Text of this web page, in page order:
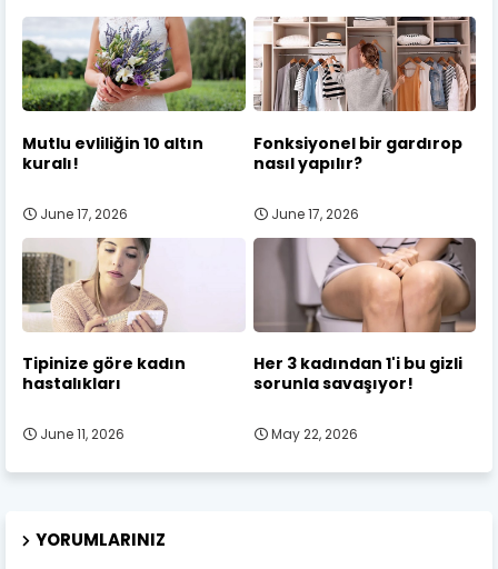
Mutlu evliliğin 10 altın
kuralı!
June 17, 2026
Fonksiyonel bir gardırop
nasıl yapılır?
June 17, 2026
Tipinize göre kadın
hastalıkları
June 11, 2026
Her 3 kadından 1'i bu gizli
sorunla savaşıyor!
May 22, 2026
YORUMLARINIZ